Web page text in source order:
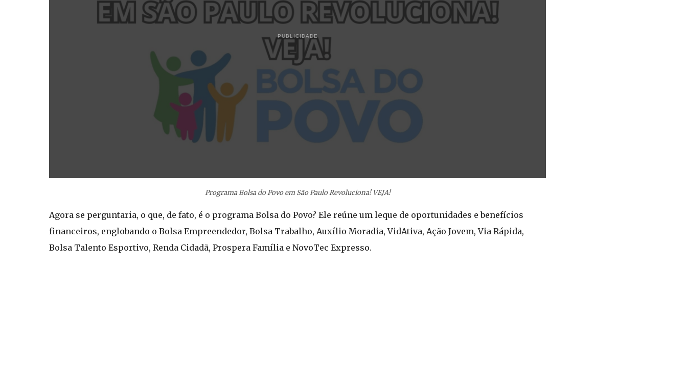
PUBLICIDADE
Programa Bolsa do Povo em São Paulo Revoluciona! VEJA!
Agora se perguntaria, o que, de fato, é o programa Bolsa do Povo? Ele reúne um leque de oportunidades e benefícios
financeiros, englobando o Bolsa Empreendedor, Bolsa Trabalho, Auxílio Moradia, VidAtiva, Ação Jovem, Via Rápida,
Bolsa Talento Esportivo, Renda Cidadã, Prospera Família e NovoTec Expresso.